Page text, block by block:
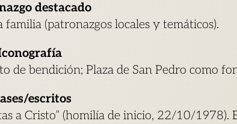
destacado
familia (patronazgos locales y temáticos).
de bendición; Plaza de San Pedro como
escritos
a Cristo” (homilía de inicio, 22/10/1978).